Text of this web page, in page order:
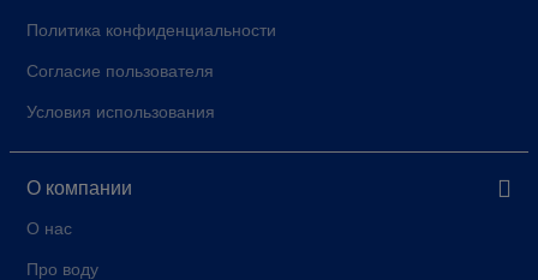
Политика конфиденциальности
Согласие пользователя
Условия использования
О компании
О нас
Про воду